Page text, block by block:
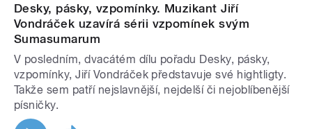
Desky, pásky, vzpomínky. Muzikant Jiří
Vondráček uzavírá sérii vzpomínek svým
Sumasumarum
V posledním, dvacátém dílu pořadu Desky, pásky,
vzpomínky, Jiří Vondráček představuje své hightligty.
Takže sem patří nejslavnější, nejdelší či nejoblíbenější
písničky.